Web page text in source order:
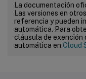
La documentación
Las versiones en
referencia y pueden
automática. Para
cláusula de exención
automática en Cloud